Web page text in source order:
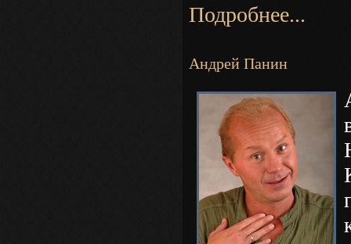
Подробнее...
Андрей Панин